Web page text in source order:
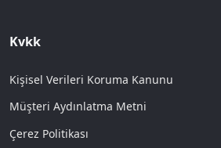
Kvkk
Kişisel Verileri Koruma Kanunu
Müşteri Aydınlatma Metni
Çerez Politikası